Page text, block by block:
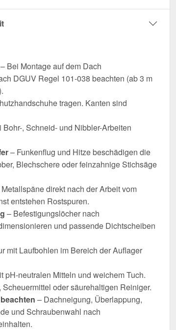
– Bei Montage auf dem Dach
DGUV Regel 101-038 beachten (ab 3 m
tragen. Kanten sind
Bohr-, Schneid- und Nibbler-Arbeiten
– Funkenflug und Hitze beschädigen die
Blechschere oder feinzahnige Stichsäge
direkt nach der Arbeit vom
entstehen Rostspuren.
– Befestigungslöcher nach
und passende Dichtscheiben
mit Laufbohlen im Bereich der Auflager
pH-neutralen Mitteln und weichem Tuch.
oder säurehaltigen Reiniger.
– Dachneigung, Überlappung,
und Schraubenwahl nach